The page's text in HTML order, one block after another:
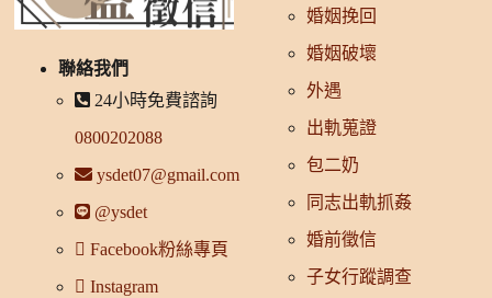
聯絡我們
24小時免費諮詢
0800202088
ysdet07@gmail.com
@ysdet
Facebook粉絲專頁
Instagram
婚姻挽回
婚姻破壞
外遇
出軌蒐證
包二奶
同志出軌抓姦
婚前徵信
子女行蹤調查